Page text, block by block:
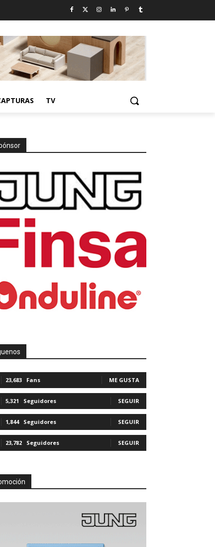
TV
23,683 Fans ME GUSTA
5,321 Seguidores SEGUIR
1,844 Seguidores SEGUIR
23,782 Seguidores SEGUIR